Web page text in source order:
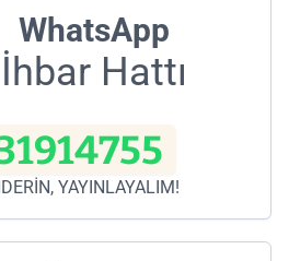
WhatsApp
İhbar Hattı
YAYINLAYALIM!